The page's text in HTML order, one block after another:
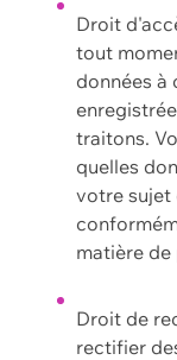
Droit
tout
données à
traitons.
quelles
votre sujet
matière
Droit de
rectifier